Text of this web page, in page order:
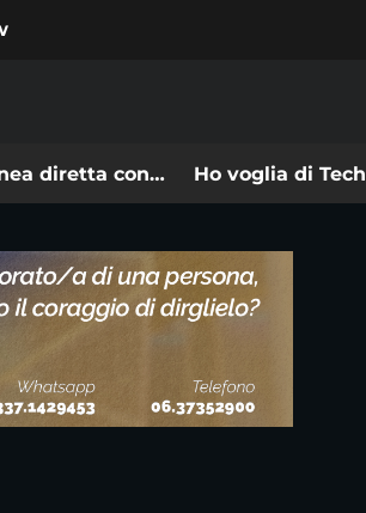
diretta con… Ho voglia di Tech